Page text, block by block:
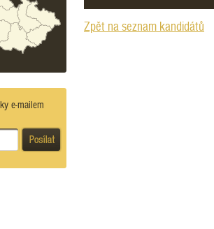
e-mailem
Zpět na seznam kandidátů